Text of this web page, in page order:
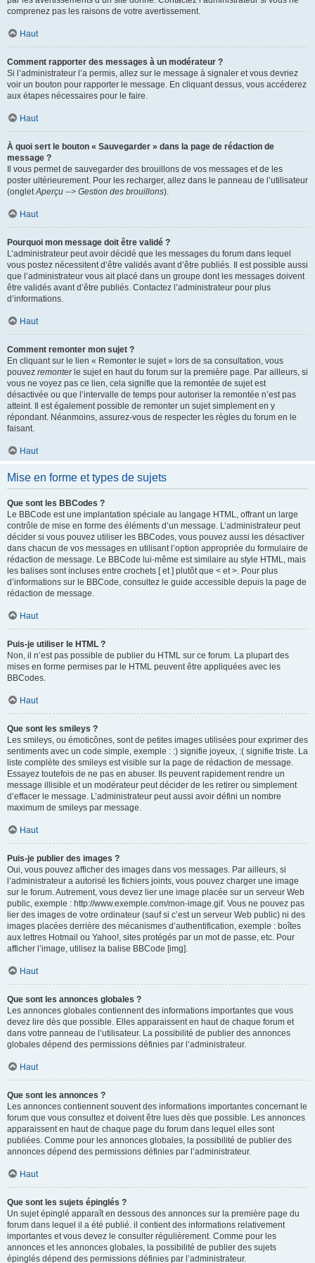
comprenez pas les raisons de votre avertissement.
Haut
Comment rapporter des messages à un modérateur ?
Si l’administrateur l’a permis, allez sur le message à signaler et vous devriez
voir un bouton pour rapporter le message. En cliquant dessus, vous accéderez
aux étapes nécessaires pour le faire.
Haut
À quoi sert le bouton « Sauvegarder » dans la page de rédaction de
message ?
Il vous permet de sauvegarder des brouillons de vos messages et de les
poster ultérieurement. Pour les recharger, allez dans le panneau de l’utilisateur
(ongletAperçu --> Gestion des brouillons).
Haut
Pourquoi mon message doit être validé ?
L’administrateur peut avoir décidé que les messages du forum dans lequel
vous postez nécessitent d’être validés avant d’être publiés. Il est possible aussi
que l’administrateur vous ait placé dans un groupe dont les messages doivent
être validés avant d’être publiés. Contactez l’administrateur pour plus
d’informations.
Haut
Comment remonter mon sujet ?
En cliquant sur le lien « Remonter le sujet » lors de sa consultation, vous
pouvez remonterle sujet en haut du forum sur la première page. Par ailleurs, si
vous ne voyez pas ce lien, cela signifie que la remontée de sujet est
désactivée ou que l’intervalle de temps pour autoriser la remontée n’est pas
atteint. Il est également possible de remonter un sujet simplement en y
répondant. Néanmoins, assurez-vous de respecter les règles du forum en le
faisant.
Haut
Mise en forme et types de sujets
Que sont les BBCodes ?
Le BBCode est une implantation spéciale au langage HTML, offrant un large
contrôle de mise en forme des éléments d’un message. L’administrateur peut
décider si vous pouvez utiliser les BBCodes, vous pouvez aussi les désactiver
dans chacun de vos messages en utilisant l’option appropriée du formulaire de
rédaction de message. Le BBCode lui-même est similaire au style HTML, mais
les balises sont incluses entre crochets [ et ] plutôt que < et >. Pour plus
d’informations sur le BBCode, consultez le guide accessible depuis la page de
rédaction de message.
Haut
Puis-je utiliser le HTML ?
Non, il n’est pas possible de publier du HTML sur ce forum. La plupart des
mises en forme permises par le HTML peuvent être appliquées avec les
BBCodes.
Haut
Que sont les smileys ?
Les smileys, ou émoticônes, sont de petites images utilisées pour exprimer des
sentiments avec un code simple, exemple : :) signifie joyeux, :( signifie triste. La
liste complète des smileys est visible sur la page de rédaction de message.
Essayez toutefois de ne pas en abuser. Ils peuvent rapidement rendre un
message illisible et un modérateur peut décider de les retirer ou simplement
d’effacer le message. L’administrateur peut aussi avoir défini un nombre
maximum de smileys par message.
Haut
Puis-je publier des images ?
Oui, vous pouvez afficher des images dans vos messages. Par ailleurs, si
l’administrateur a autorisé les fichiers joints, vous pouvez charger une image
sur le forum. Autrement, vous devez lier une image placée sur un serveur Web
public, exemple : http://www.exemple.com/mon-image.gif. Vous ne pouvez pas
lier des images de votre ordinateur (sauf si c’est un serveur Web public) ni des
images placées derrière des mécanismes d’authentification, exemple : boîtes
aux lettres Hotmail ou Yahoo!, sites protégés par un mot de passe, etc. Pour
afficher l’image, utilisez la balise BBCode [img].
Haut
Que sont les annonces globales ?
Les annonces globales contiennent des informations importantes que vous
devez lire dès que possible. Elles apparaissent en haut de chaque forum et
dans votre panneau de l’utilisateur. La possibilité de publier des annonces
globales dépend des permissions définies par l’administrateur.
Haut
Que sont les annonces ?
Les annonces contiennent souvent des informations importantes concernant le
forum que vous consultez et doivent être lues dès que possible. Les annonces
apparaissent en haut de chaque page du forum dans lequel elles sont
publiées. Comme pour les annonces globales, la possibilité de publier des
annonces dépend des permissions définies par l’administrateur.
Haut
Que sont les sujets épinglés ?
Un sujet épinglé apparaît en dessous des annonces sur la première page du
forum dans lequel il a été publié. il contient des informations relativement
importantes et vous devez le consulter régulièrement. Comme pour les
annonces et les annonces globales, la possibilité de publier des sujets
épinglés dépend des permissions définies par l’administrateur.